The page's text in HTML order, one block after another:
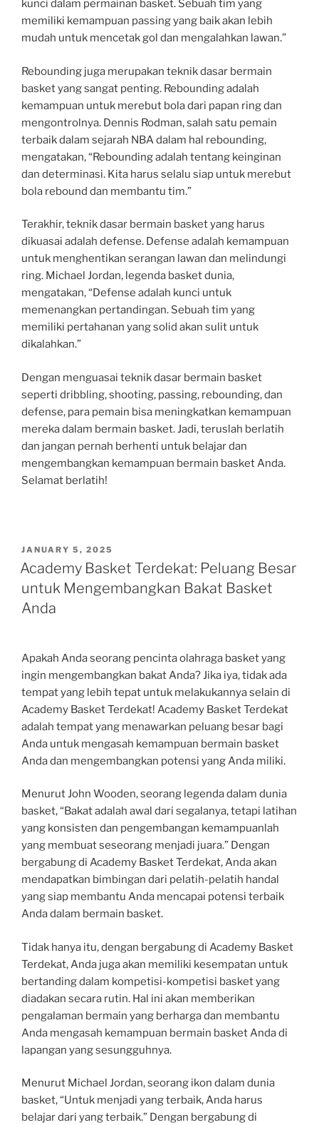
kunci dalam permainan basket. Sebuah tim yang
memiliki kemampuan passing yang baik akan lebih
mudah untuk mencetak gol dan mengalahkan lawan.”
Rebounding juga merupakan teknik dasar bermain
basket yang sangat penting. Rebounding adalah
kemampuan untuk merebut bola dari papan ring dan
mengontrolnya. Dennis Rodman, salah satu pemain
terbaik dalam sejarah NBA dalam hal rebounding,
mengatakan, “Rebounding adalah tentang keinginan
dan determinasi. Kita harus selalu siap untuk merebut
bola rebound dan membantu tim.”
Terakhir, teknik dasar bermain basket yang harus
dikuasai adalah defense. Defense adalah kemampuan
untuk menghentikan serangan lawan dan melindungi
ring. Michael Jordan, legenda basket dunia,
mengatakan, “Defense adalah kunci untuk
memenangkan pertandingan. Sebuah tim yang
memiliki pertahanan yang solid akan sulit untuk
dikalahkan.”
Dengan menguasai teknik dasar bermain basket
seperti dribbling, shooting, passing, rebounding, dan
defense, para pemain bisa meningkatkan kemampuan
mereka dalam bermain basket. Jadi, teruslah berlatih
dan jangan pernah berhenti untuk belajar dan
mengembangkan kemampuan bermain basket Anda.
Selamat berlatih!
POSTED
ON
JANUARY 5, 2025
Academy Basket Terdekat: Peluang Besar
untuk Mengembangkan Bakat Basket
Anda
Apakah Anda seorang pencinta olahraga basket yang
ingin mengembangkan bakat Anda? Jika iya, tidak ada
tempat yang lebih tepat untuk melakukannya selain di
Academy Basket Terdekat! Academy Basket Terdekat
adalah tempat yang menawarkan peluang besar bagi
Anda untuk mengasah kemampuan bermain basket
Anda dan mengembangkan potensi yang Anda miliki.
Menurut John Wooden, seorang legenda dalam dunia
basket, “Bakat adalah awal dari segalanya, tetapi latihan
yang konsisten dan pengembangan kemampuanlah
yang membuat seseorang menjadi juara.” Dengan
bergabung di Academy Basket Terdekat, Anda akan
mendapatkan bimbingan dari pelatih-pelatih handal
yang siap membantu Anda mencapai potensi terbaik
Anda dalam bermain basket.
Tidak hanya itu, dengan bergabung di Academy Basket
Terdekat, Anda juga akan memiliki kesempatan untuk
bertanding dalam kompetisi-kompetisi basket yang
diadakan secara rutin. Hal ini akan memberikan
pengalaman bermain yang berharga dan membantu
Anda mengasah kemampuan bermain basket Anda di
lapangan yang sesungguhnya.
Menurut Michael Jordan, seorang ikon dalam dunia
basket, “Untuk menjadi yang terbaik, Anda harus
belajar dari yang terbaik.” Dengan bergabung di